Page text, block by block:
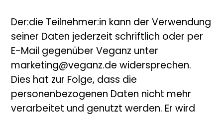
Der:die Teilnehmer:in kann der Verwendung
seiner Daten jederzeit schriftlich oder per
E-Mail gegenüber Veganz unter
marketing@veganz.de widersprechen.
Dies hat zur Folge, dass die
personenbezogenen Daten nicht mehr
verarbeitet und genutzt werden. Er wird